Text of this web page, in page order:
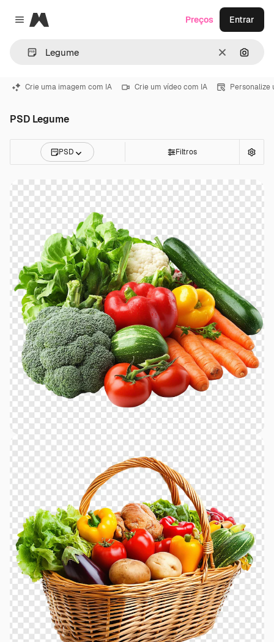
Close menu
Magnific
Limpar
Preços Entrar
Crie uma imagem com IA Crie um vídeo com IA Personalize
PSD Legume
PSD Filtros